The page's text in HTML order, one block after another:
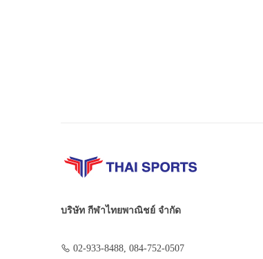
บริษัท กีฬาไทยพาณิชย์ จำกัด
02-933-8488, 084-752-0507